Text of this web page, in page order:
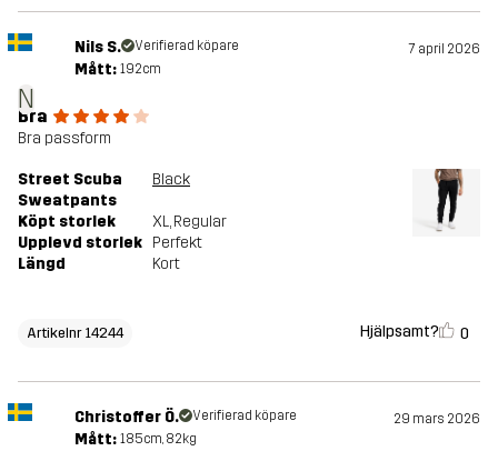
N
Nils S. Verifierad köpare 7 april 2026
Mått: 192cm
Bra
Bra passform
Street Scuba
Sweatpants
Black
Köpt storlek XL, Regular
Upplevd storlek Perfekt
Längd
Kort
Artikelnr 14244 Hjälpsamt? 0
Christoffer Ö. Verifierad köpare 29 mars 2026
Mått: 185cm, 82kg